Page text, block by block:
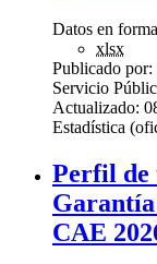
Datos en
xlsx
Publicado por:
Servicio
Actualizado:
Estadística
Perfil de
CAE